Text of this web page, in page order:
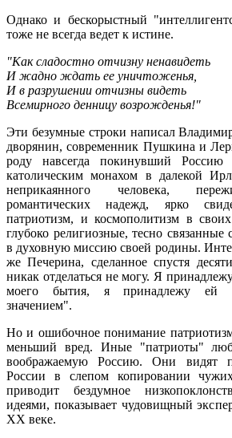
Однако и бескорыстный
тоже не всегда ведет к истине.
"Как сладостно отчизну ненавидеть
И жадно ждать ее уничтоженья,
И в разрушении отчизны видеть
Всемирного денницу возрожденья!"
Эти безумные строки написал
дворянин, современник Пушкина и
роду навсегда покинувший
католическим монахом в далекой
неприкаянного человека,
романтических надежд, ярко
патриотизм, и космополитизм в
глубоко религиозные, тесно
в духовную миссию своей родины.
же Печерина, сделанное спустя
никак отделаться не могу. Я
моего бытия, я принадлежу ей
значением".
Но и ошибочное понимание
меньший вред. Иные "патриоты"
воображаемую Россию. Они видят
России в слепом копировании
приводит бездумное
идеями, показывает чудовищный
ХХ веке.